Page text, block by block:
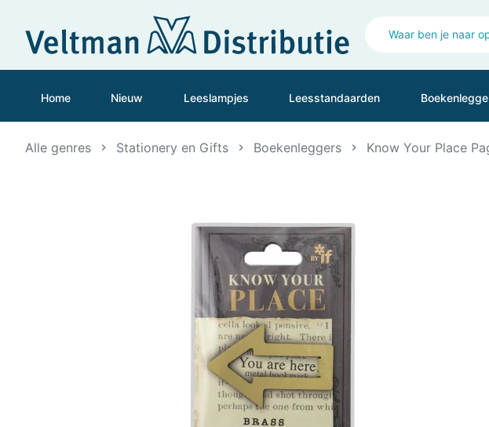
Home Nieuw Leeslampjes Leesstandaarden
Alle genres Stationery en Gifts Boekenleggers Know Your Place